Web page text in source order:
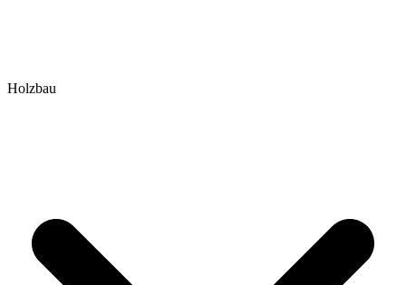
Holzbau